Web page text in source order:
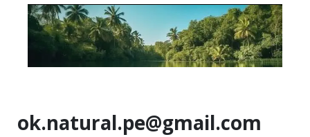
ok.natural.pe@gmail.com